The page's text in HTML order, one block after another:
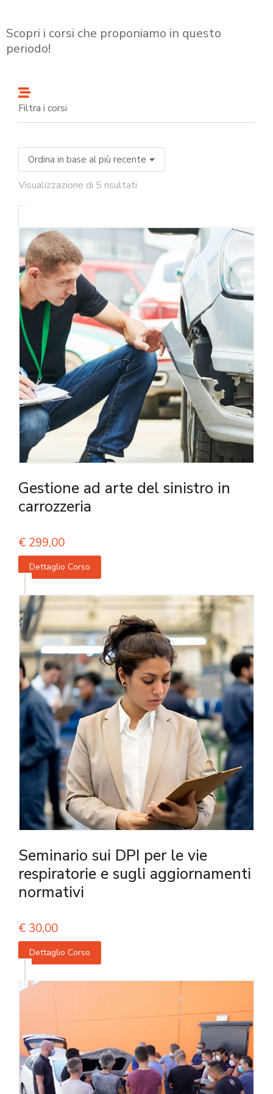
Scopri i corsi che proponiamo in questo
periodo!
Filtra i corsi
Visualizzazione di 5 risultati
Gestione ad arte del sinistro in
carrozzeria
€ 299,00
Dettaglio Corso
Seminario sui DPI per le vie
respiratorie e sugli aggiornamenti
normativi
€ 30,00
Dettaglio Corso